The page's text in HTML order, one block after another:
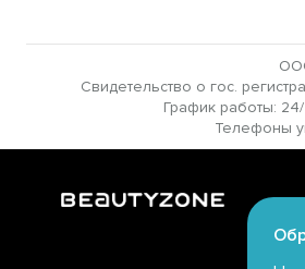
Свидетельство о гос.
График работы:
Телефоны